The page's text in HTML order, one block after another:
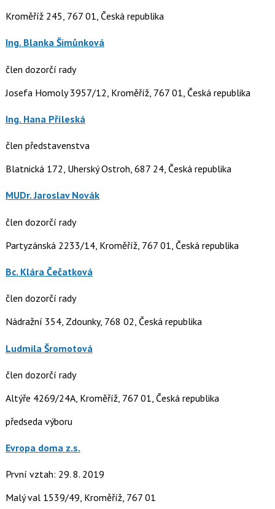
Kroměříž 245, 767 01, Česká republika
Ing. Blanka Šimůnková
člen dozorčí rady
Josefa Homoly 3957/12, Kroměříž, 767 01, Česká republika
Ing. Hana Příleská
člen představenstva
Blatnická 172, Uherský Ostroh, 687 24, Česká republika
MUDr. Jaroslav Novák
člen dozorčí rady
Partyzánská 2233/14, Kroměříž, 767 01, Česká republika
Bc. Klára Čečatková
člen dozorčí rady
Nádražní 354, Zdounky, 768 02, Česká republika
Ludmila Šromotová
člen dozorčí rady
Altýře 4269/24A, Kroměříž, 767 01, Česká republika
předseda výboru
Evropa doma z.s.
První vztah: 29. 8. 2019
Malý val 1539/49, Kroměříž, 767 01